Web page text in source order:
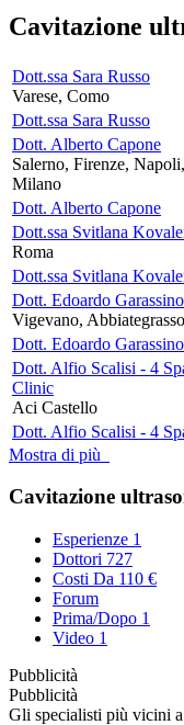
Cavitazione
Dott.ssa Sara Russo
Varese, Como
Dott.ssa Sara Russo
Dott. Alberto Capone
Salerno, Firenze,
Milano
Dott. Alberto Capone
Dott.ssa Svitlana
Roma
Dott.ssa Svitlana
Dott. Edoardo
Vigevano,
Dott. Edoardo
Dott. Alfio Scalisi - 4
Clinic
Aci Castello
Dott. Alfio Scalisi - 4
Mostra di più
Cavitazione
Esperienze 1
Dottori 727
Costi Da 110 €
Forum
Prima/Dopo 1
Video 1
Pubblicità
Pubblicità
Gli specialisti più vicini